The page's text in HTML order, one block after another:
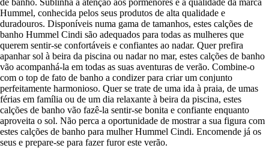
de banho. Sublinha a atenção aos pormenores e a qualidade da marca
Hummel, conhecida pelos seus produtos de alta qualidade e
duradouros. Disponíveis numa gama de tamanhos, estes calções de
banho Hummel Cindi são adequados para todas as mulheres que
querem sentir-se confortáveis e confiantes ao nadar. Quer prefira
apanhar sol à beira da piscina ou nadar no mar, estes calções de banho
vão acompanhá-la em todas as suas aventuras de verão. Combine-o
com o top de fato de banho a condizer para criar um conjunto
perfeitamente harmonioso. Quer se trate de uma ida à praia, de umas
férias em família ou de um dia relaxante à beira da piscina, estes
calções de banho vão fazê-la sentir-se bonita e confiante enquanto
aproveita o sol. Não perca a oportunidade de mostrar a sua figura com
estes calções de banho para mulher Hummel Cindi. Encomende já os
seus e prepare-se para fazer furor este verão.